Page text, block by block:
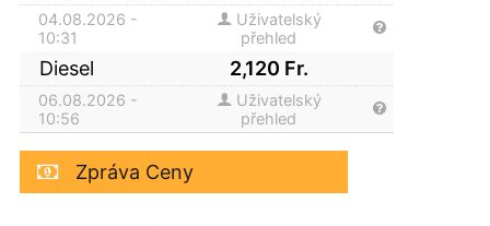
04.08.2026 -
10:31
Uživatelský
přehled
Diesel 2,120 Fr.
06.08.2026 -
10:56
Uživatelský
přehled
Zpráva Ceny